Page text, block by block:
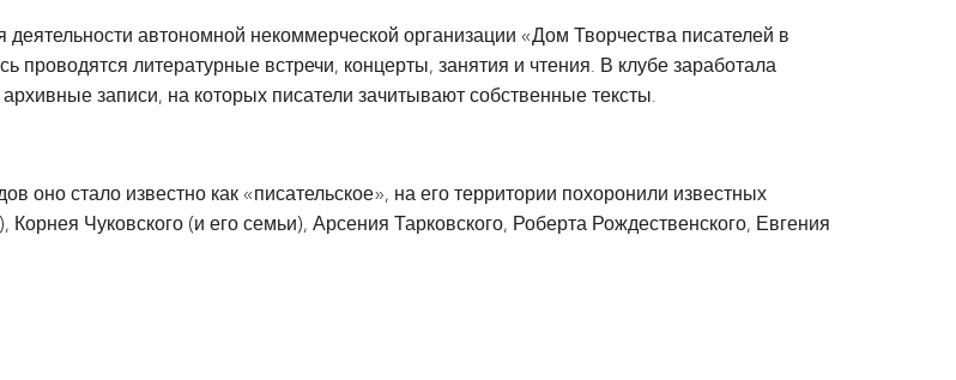
автономной некоммерческой организации «Дом Творчества писателей в
литературные встречи, концерты, занятия и чтения. В клубе заработала
записи, на которых писатели зачитывают собственные тексты.
оно стало известно как «писательское», на его территории похоронили известных
Чуковского (и его семьи), Арсения Тарковского, Роберта Рождественского, Евгения